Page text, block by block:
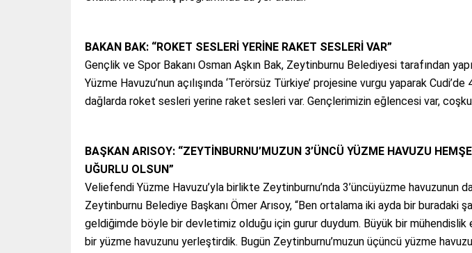
BAKAN BAK: “ROKET SESLERİ YERİNE RAKET SESLERİ VAR”
Gençlik ve Spor Bakanı Osman Aşkın Bak, Zeytinburnu Belediyesi tarafından
Yüzme Havuzu’nun açılışında ‘Terörsüz Türkiye’ projesine vurgu yaparak Cudi’de
dağlarda roket sesleri yerine raket sesleri var. Gençlerimizin eğlencesi var,
BAŞKAN ARISOY: “ZEYTİNBURNU’MUZUN 3’ÜNCÜ YÜZME HAVUZU
UĞURLU OLSUN”
Veliefendi Yüzme Havuzu’yla birlikte Zeytinburnu’nda 3’üncüyüzme havuzunun
Zeytinburnu Belediye Başkanı Ömer Arısoy, “Ben ortalama iki ayda bir buradaki
geldiğimde böyle bir devletimiz olduğu için gurur duydum. Büyük bir mühendislik
bir yüzme havuzunu yerleştirdik. Bugün Zeytinburnu’muzun üçüncü yüzme